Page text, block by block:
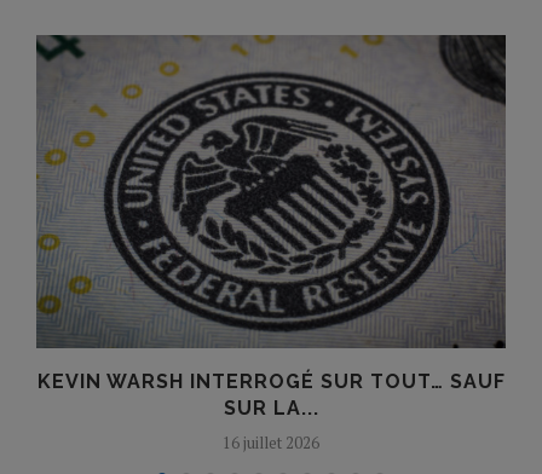
KEVIN WARSH INTERROGÉ SUR TOUT… SAUF
SUR LA...
16 juillet 2026